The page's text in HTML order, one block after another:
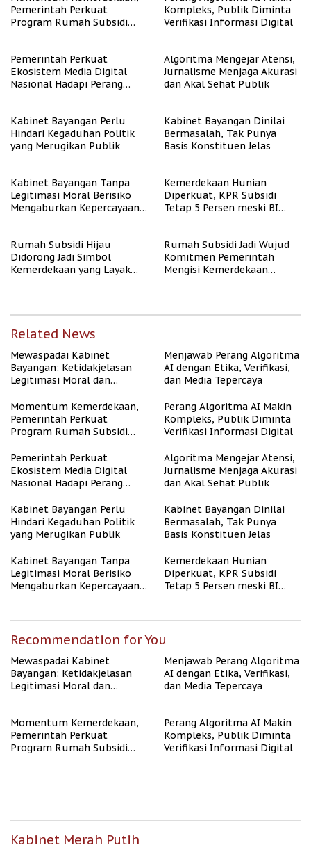
Pemerintah Perkuat
Program Rumah Subsidi
Kompleks, Publik Diminta
Verifikasi Informasi Digital
Pemerintah Perkuat
Ekosistem Media Digital
Nasional Hadapi Perang
Algoritma Mengejar Atensi,
Jurnalisme Menjaga Akurasi
dan Akal Sehat Publik
Kabinet Bayangan Perlu
Hindari Kegaduhan Politik
yang Merugikan Publik
Kabinet Bayangan Dinilai
Bermasalah, Tak Punya
Basis Konstituen Jelas
Kabinet Bayangan Tanpa
Legitimasi Moral Berisiko
Mengaburkan Kepercayaan
Kemerdekaan Hunian
Diperkuat, KPR Subsidi
Tetap 5 Persen meski BI
Rumah Subsidi Hijau
Didorong Jadi Simbol
Kemerdekaan yang Layak
Rumah Subsidi Jadi Wujud
Komitmen Pemerintah
Mengisi Kemerdekaan
Related News
Mewaspadai Kabinet
Bayangan: Ketidakjelasan
Legitimasi Moral dan
Menjawab Perang Algoritma
AI dengan Etika, Verifikasi,
dan Media Tepercaya
Momentum Kemerdekaan,
Pemerintah Perkuat
Program Rumah Subsidi
Berpenghasilan Rendah
Perang Algoritma AI Makin
Kompleks, Publik Diminta
Verifikasi Informasi Digital
Pemerintah Perkuat
Ekosistem Media Digital
Nasional Hadapi Perang
Algoritma Mengejar Atensi,
Jurnalisme Menjaga Akurasi
dan Akal Sehat Publik
Kabinet Bayangan Perlu
Hindari Kegaduhan Politik
yang Merugikan Publik
Kabinet Bayangan Dinilai
Bermasalah, Tak Punya
Basis Konstituen Jelas
Kabinet Bayangan Tanpa
Legitimasi Moral Berisiko
Mengaburkan Kepercayaan
Kemerdekaan Hunian
Diperkuat, KPR Subsidi
Tetap 5 Persen meski BI
Recommendation for You
Mewaspadai Kabinet
Bayangan: Ketidakjelasan
Legitimasi Moral dan
Menjawab Perang Algoritma
AI dengan Etika, Verifikasi,
dan Media Tepercaya
Momentum Kemerdekaan,
Pemerintah Perkuat
Program Rumah Subsidi
Perang Algoritma AI Makin
Kompleks, Publik Diminta
Verifikasi Informasi Digital
Kabinet Merah Putih